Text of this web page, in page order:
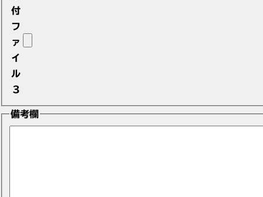
付
フ
ァ
イ
ル
3
備考欄